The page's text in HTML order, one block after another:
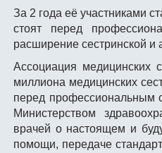
За 2 года её участниками
стоят перед
расширение сестринской и
Ассоциация медицинских
миллиона медицинских
перед профессиональным
Министерством
врачей о настоящем и
помощи, передаче